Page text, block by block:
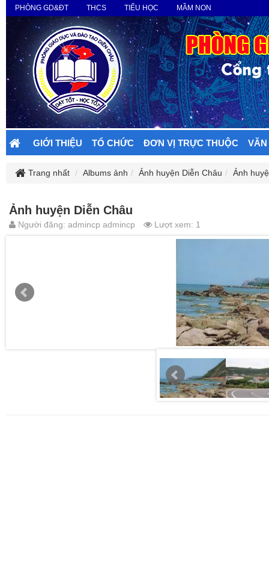
PHÒNG GD&ĐT THCS TIỂU HỌC MẦM NON
GIỚI THIỆU TỔ CHỨC ĐƠN VỊ TRỰC THUỘC
Trang nhất Albums ảnh Ảnh huyện Diễn Châu Ảnh
Ảnh huyện Diễn Châu
Người đăng: admincp admincp Lượt xem: 1